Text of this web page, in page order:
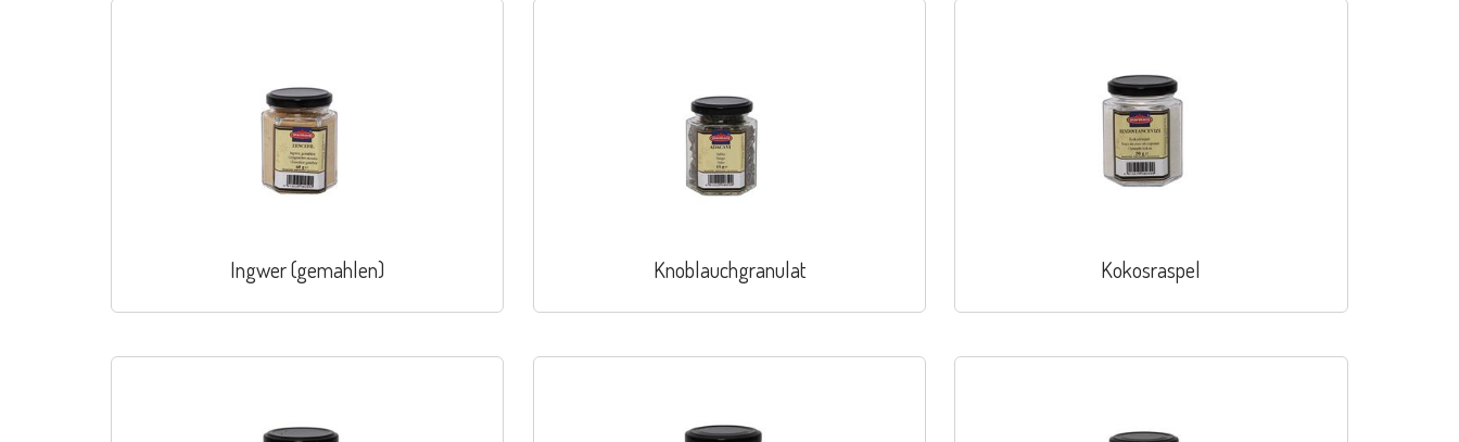
Ingwer (gemahlen) Knoblauchgranulat Kokosraspel